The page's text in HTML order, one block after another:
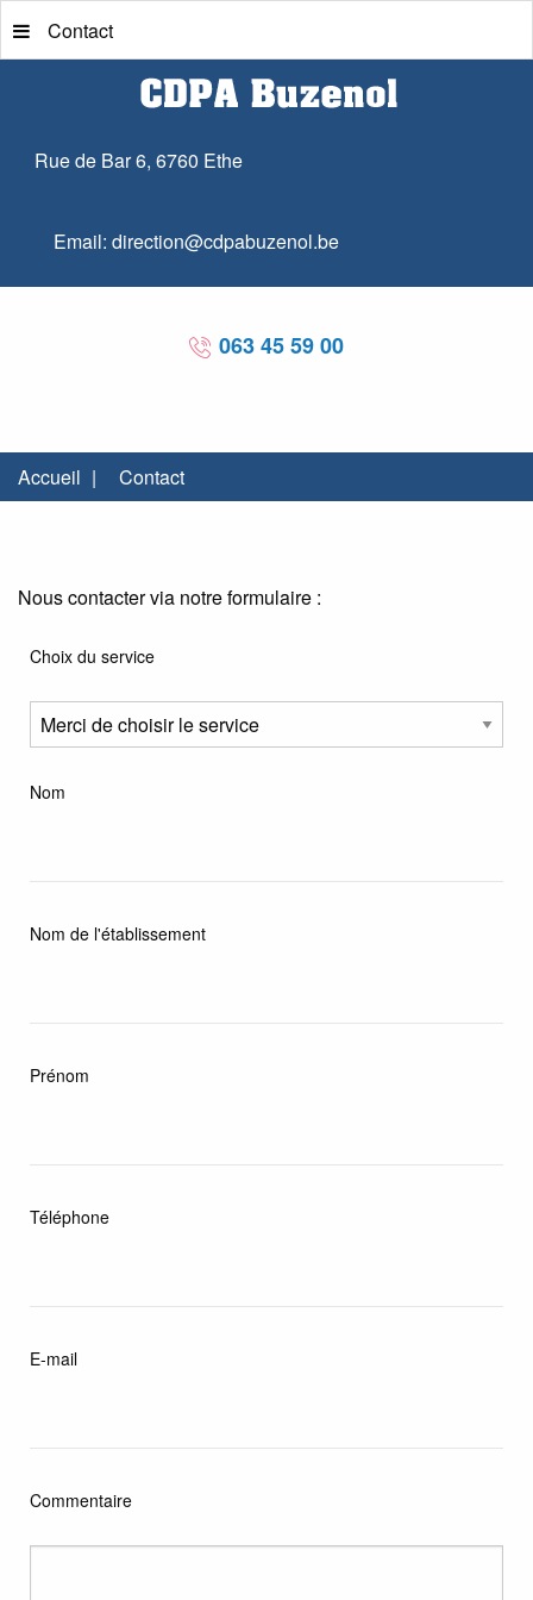
Rue de Bar 6, 6760 Ethe
Email: direction@cdpabuzenol.be
Contact
063 45 59 00
Accueil | Contact
Nous contacter via notre formulaire :
Choix du service
Nom
Nom de l'établissement
Prénom
Téléphone
E-mail
Commentaire